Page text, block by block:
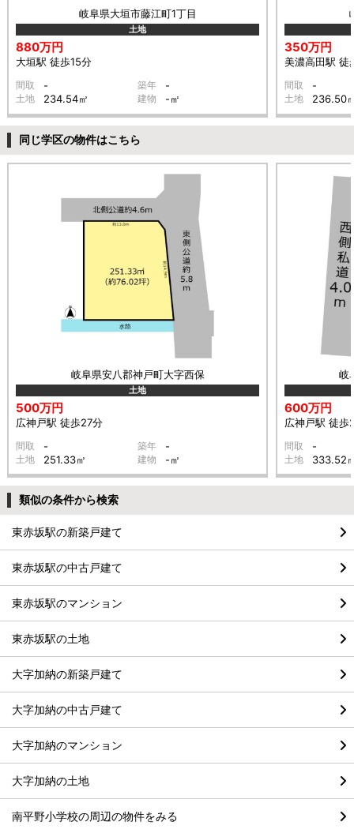
岐阜県大垣市藤江町1丁目
土地
880万円
大垣駅 徒歩15分
間取 - 築年 -
土地 234.54㎡ 建物 -㎡
350万円
美濃高田駅 徒
間取 -
土地 236.50
同じ学区の物件はこちら
岐阜県安八郡神戸町大字西保
土地
500万円
広神戸駅 徒歩27分
間取 - 築年 -
土地 251.33㎡ 建物 -㎡
岐
600万円
広神戸駅 徒歩
間取 -
土地 333.52
類似の条件から検索
東赤坂駅の新築戸建て
東赤坂駅の中古戸建て
東赤坂駅のマンション
東赤坂駅の土地
大字加納の新築戸建て
大字加納の中古戸建て
大字加納のマンション
大字加納の土地
南平野小学校の周辺の物件をみる